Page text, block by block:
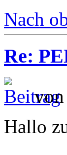
Nach
Re:
von
Hallo